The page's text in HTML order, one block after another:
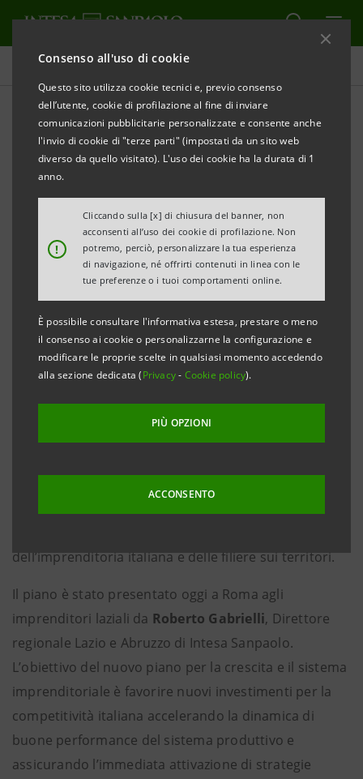
Consenso all'uso di cookie
Questo sito utilizza cookie tecnici e, previo consenso
dell’utente, cookie di profilazione al fine di inviare
comunicazioni pubblicitarie personalizzate e consente anche
l'invio di cookie di "terze parti" (impostati da un sito web
diverso da quello visitato). L'uso dei cookie ha la durata di 1
anno.
!
Cliccando sulla [x] di chiusura del banner, non
acconsenti all’uso dei cookie di profilazione. Non
potremo, perciò, personalizzare la tua esperienza
di navigazione, né offrirti contenuti in linea con le
tue preferenze o i tuoi comportamenti online.
È possibile consultare l'informativa estesa, prestare o meno
il consenso ai cookie o personalizzarne la configurazione e
modificare le proprie scelte in qualsiasi momento accedendo
alla sezione dedicata (Privacy- Cookie policy).
PIÙ OPZIONI
ACCONSENTO
Comunicati stampa
STAMPA AGGIORNA
INTESA SANPAOLO: 8 MILIARDI PER LE IMPRESE
LAZIALINEL NUOVO PROGRAMMA PER LA
CRESCITA DEL SISTEMA IMPRENDITORIALE
ITALIANO
“Il tuo futuro è la nostra impresa” si rivolge a
PMI, micro-aziende, terzo settore, filiere
agroalimentari e del turismo
Focus su Transizione 5.0 ed energia, crescita
sui mercati esteri, sviluppo digitale e cybersecurity
– Da Intesa Sanpaolo
dell’imprenditoria italiana e delle filiere sui territori.
Il piano è stato presentato oggi a Roma agli
imprenditori laziali da Roberto Gabrielli, Direttore
regionale Lazio e Abruzzo di Intesa Sanpaolo.
L’obiettivo del nuovo piano per la crescita e il sistema
imprenditoriale è favorire nuovi investimenti per la
competitività italiana accelerando la dinamica di
buone performance del sistema produttivo e
assicurando l’immediata attivazione di strategie